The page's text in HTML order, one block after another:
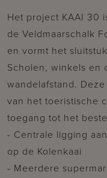
Het project KAAI 30
de Veldmaarschalk
en vormt het
Scholen, winkels en
wandelafstand.
van het toeristische
toegang tot het
- Centrale ligging
op de Kolenkaai
- Meerdere